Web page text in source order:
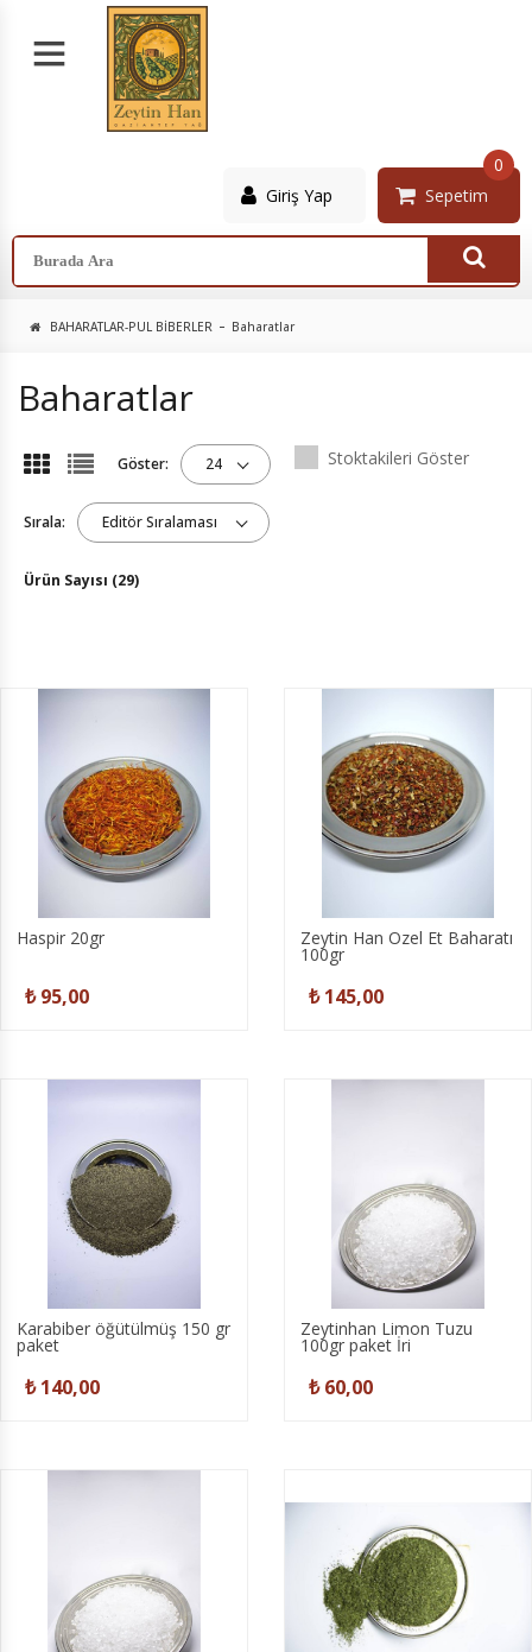
Giriş Yap Sepetim
0
BAHARATLAR-PUL BIBERLER Baharatlar
Baharatlar
Göster: 24
Sırala: Editör Sıralaması
Stoktakileri Göster
Ürün Sayısı (29)
Haspir 20gr
₺ 95,00
Zeytin Han Özel Et Baharatı
100gr
₺ 145,00
Karabiber öğütülmüş 150 gr
paket
₺ 140,00
Zeytinhan Limon Tuzu
100gr paket İri
₺ 60,00